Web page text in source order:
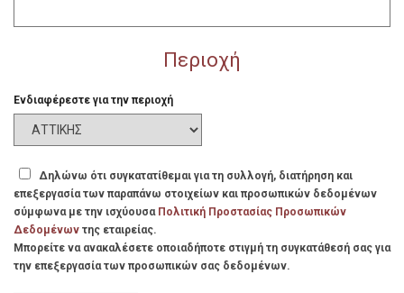
Περιοχή
Ενδιαφέρεστε για την περιοχή
Δηλώνω ότι συγκατατίθεμαι για τη συλλογή, διατήρηση και
επεξεργασία των παραπάνω στοιχείων και προσωπικών δεδομένων
σύμφωνα με την ισχύουσα Πολιτική Προστασίας Προσωπικών
Δεδομένων της εταιρείας.
Μπορείτε να ανακαλέσετε οποιαδήποτε στιγμή τη συγκατάθεσή σας για
την επεξεργασία των προσωπικών σας δεδομένων.